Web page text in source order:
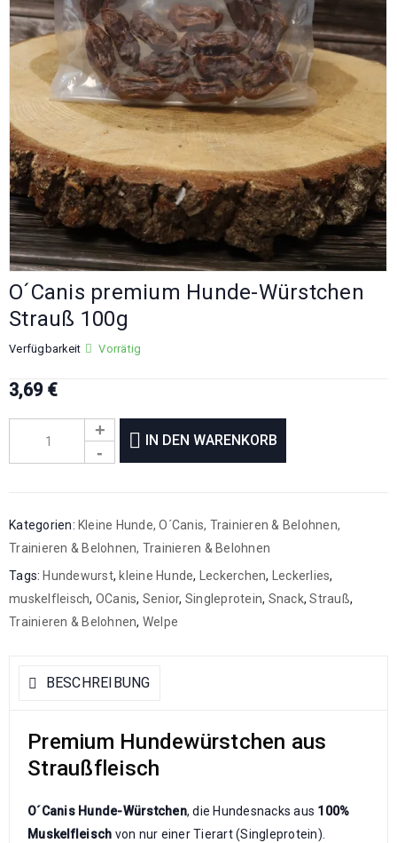
O´Canis premium Hunde-Würstchen
Strauß 100g
Verfügbarkeit Vorrätig
3,69 €
IN DEN WARENKORB
Kategorien: Kleine Hunde,O´Canis, Trainieren & Belohnen,
Trainieren & Belohnen, Trainieren & Belohnen
Tags: Hundewurst,kleine Hunde, Leckerchen, Leckerlies,
muskelfleisch, OCanis, Senior, Singleprotein, Snack,Strauß,
Trainieren & Belohnen, Welpe
BESCHREIBUNG
Premium Hundewürstchen aus
Straußfleisch
O´Canis Hunde-Würstchen, die Hundesnacks aus 100%
Muskelfleisch von nur einer Tierart (Singleprotein).